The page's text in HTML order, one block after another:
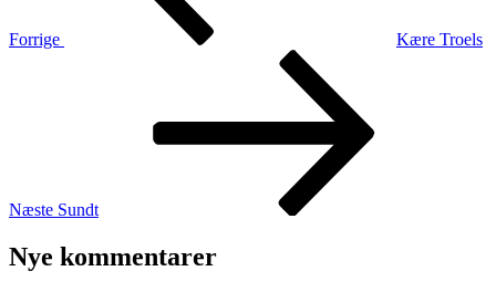
Forrige
Kære Troels
Næste Sundt
Nye kommentarer